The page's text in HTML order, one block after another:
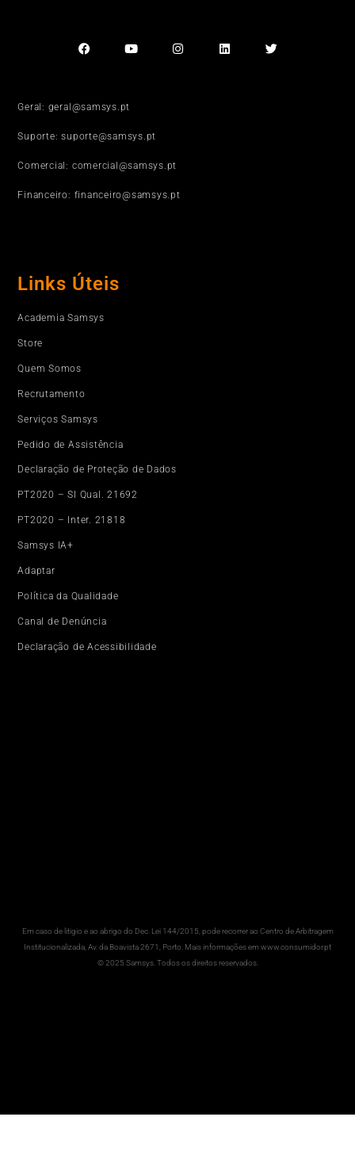
Geral: geral@samsys.pt
Suporte: suporte@samsys.pt
Comercial: comercial@samsys.pt
Financeiro: financeiro@samsys.pt
Links Úteis
Academia Samsys
Store
Quem Somos
Recrutamento
Serviços Samsys
Pedido de Assistência
Declaração de Proteção de Dados
PT2020 – SI Qual. 21692
PT2020 – Inter. 21818
Samsys IA+
Adaptar
Política da Qualidade
Canal de Denúncia
Declaração de Acessibilidade
Em caso de litigio e ao abrigo do Dec. Lei 144/2015, pode recorrer ao Centro de Arbitragem
Institucionalizada, Av. da Boavista 2671, Porto. Mais informações em www.consumidor.pt
© 2025 Samsys. Todos os direitos reservados.